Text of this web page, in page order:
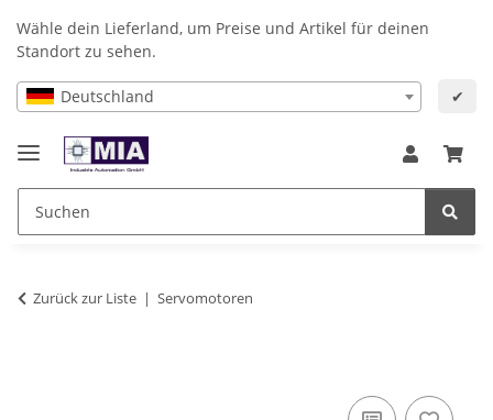
Wähle dein Lieferland, um Preise und Artikel für deinen
Standort zu sehen.
Deutschland ✔
Zurück zur Liste Servomotoren